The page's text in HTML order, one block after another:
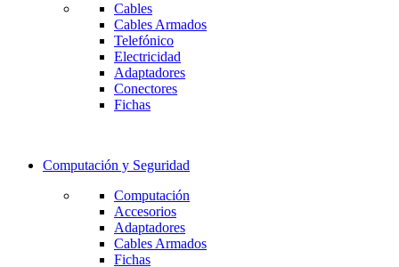
Cables
Cables Armados
Telefónico
Electricidad
Adaptadores
Conectores
Fichas
Computación y Seguridad
Computación
Accesorios
Adaptadores
Cables Armados
Fichas